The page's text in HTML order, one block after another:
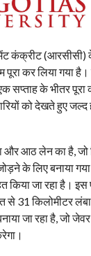
कंक्रीट (आरसीसी)
पूरा कर लिया गया
सप्ताह के भीतर पूरा
को देखते हुए
आठ लेन का है, जो
के लिए बनाया गया
किया जा रहा है।
से 31 किलोमीटर
जा रहा है, जो